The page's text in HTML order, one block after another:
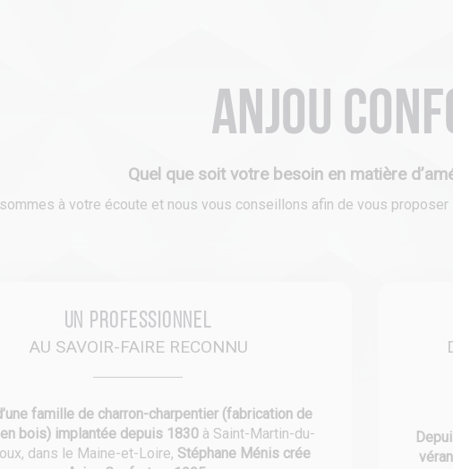
Anjou
Quel que soit votre besoin en matière
à votre écoute et nous vous conseillons afin de vous
Un professionnel
AU SAVOIR-FAIRE RECONNU
famille de charron-charpentier (fabrication de
bois) implantée depuis 1830 à Saint-Martin-du-
dans le Maine-et-Loire, Stéphane Ménis crée